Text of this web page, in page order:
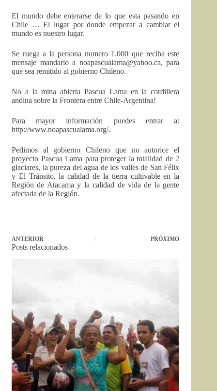
El mundo debe enterarse de lo que esta pasando en
Chile … El lugar por donde empezar a cambiar el
mundo es nuestro lugar.
Se ruega a la persona numero 1.000 que reciba este
mensaje mandarlo a noapascualama@yahoo.ca, para
que sea remitido al gobierno Chileno.
No a la mina abierta Pascua Lama en la cordillera
andina sobre la Frontera entre Chile-Argentina!
Para mayor información puedes entrar a:
http://www.noapascualama.org/.
Pedimos al gobierno Chileno que no autorice el
proyecto Pascua Lama para proteger la totalidad de 2
glaciares, la pureza del agua de los valles de San Félix
y El Tránsito, la calidad de la tierra cultivable en la
Región de Atacama y la calidad de vida de la gente
afectada de la Región.
ANTERIOR PRÓXIMO
Posts relacionados